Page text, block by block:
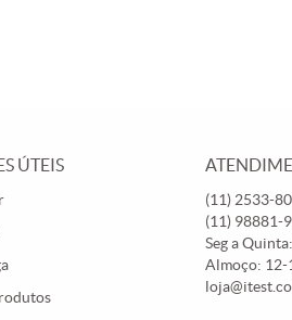
ÚTEIS
(11) 2533-
(11) 98881-
Seg a
Almoço: 12-